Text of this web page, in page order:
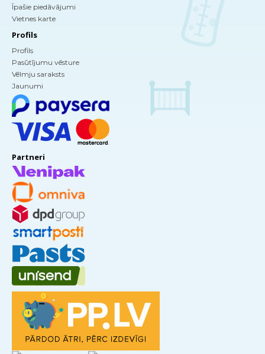
Īpašie piedāvājumi
Vietnes karte
Profils
Profils
Pasūtījumu vēsture
Vēlmju saraksts
Jaunumi
Partneri